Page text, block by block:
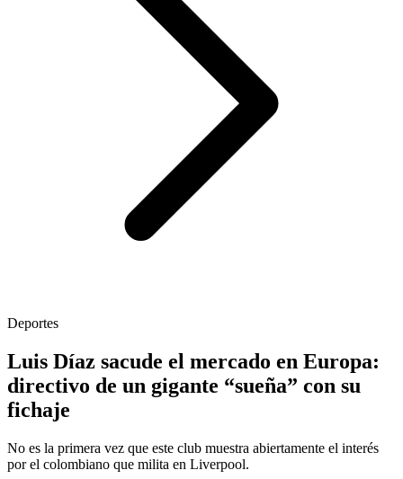
Deportes
Luis Díaz sacude el mercado en Europa:
directivo de un gigante “sueña” con su
fichaje
No es la primera vez que este club muestra abiertamente el interés
por el colombiano que milita en Liverpool.